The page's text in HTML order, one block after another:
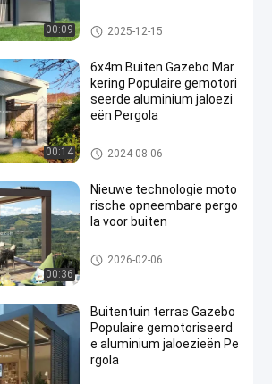
00:09 Kits voor pergola's
2025-12-15
00:14
6x4m Buiten Gazebo Mar
kering Populaire gemotori
seerde aluminium jaloezi
eën Pergola
het waterdichte intrekbare afba
arden
2024-08-06
00:36
Nieuwe technologie moto
rische opneembare pergo
la voor buiten
Kits voor pergola's
2026-02-06
Buitentuin terras Gazebo
Populaire gemotoriseerd
e aluminium jaloezieën Pe
rgola